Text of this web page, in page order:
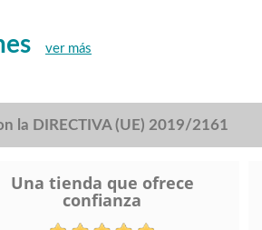
ver más
la DIRECTIVA (UE) 2019/2161
Una tienda que ofrece
confianza